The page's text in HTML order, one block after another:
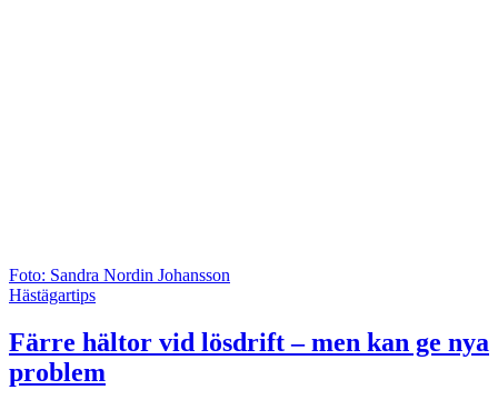
Foto: Sandra Nordin Johansson
Hästägartips
Färre hältor vid lösdrift – men kan ge nya
problem